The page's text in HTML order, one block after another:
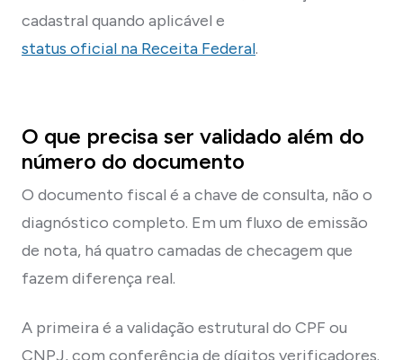
cadastral quando aplicável e
status oficial na Receita Federal.
O que precisa ser validado além do
número do documento
O documento fiscal é a chave de consulta, não o
diagnóstico completo. Em um fluxo de emissão
de nota, há quatro camadas de checagem que
fazem diferença real.
A primeira é a validação estrutural do CPF ou
CNPJ, com conferência de dígitos verificadores.